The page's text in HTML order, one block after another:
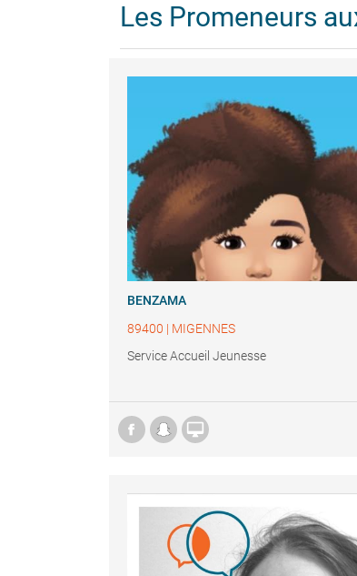
Les Promeneurs
BENZAMA
89400 | MIGENNES
Service Accueil Jeunesse
